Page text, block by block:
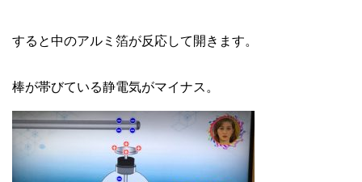
すると中のアルミ箔が反応して開きます。
棒が帯びている静電気がマイナス。